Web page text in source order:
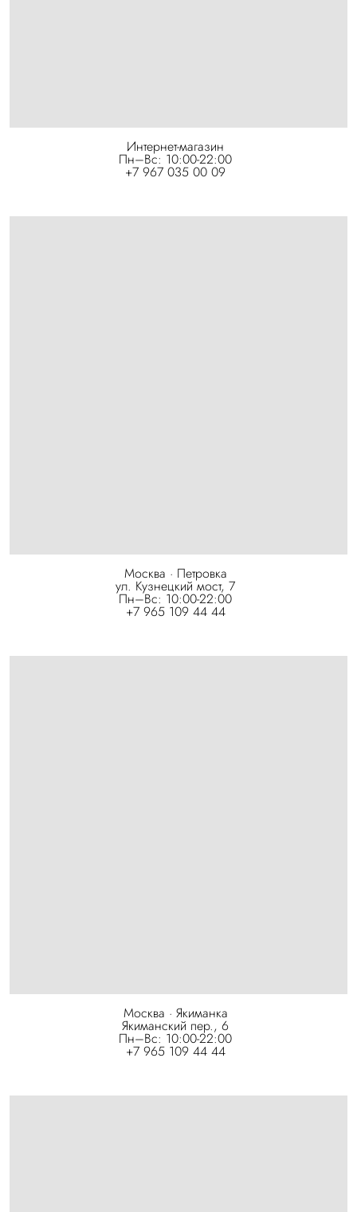
Интернет-магазин
Пн–Вс: 10:00-22:00
+7 967 035 00 09
Москва · Петровка
ул. Кузнецкий мост, 7
Пн–Вс: 10:00-22:00
+7 965 109 44 44
Москва · Якиманка
Якиманский пер., 6
Пн–Вс: 10:00-22:00
+7 965 109 44 44